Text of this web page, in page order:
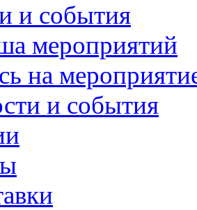
и события
мероприятий
на
и события